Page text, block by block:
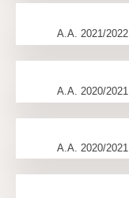
A.A. 2021/2022
A.A. 2020/2021
A.A. 2020/2021